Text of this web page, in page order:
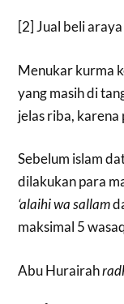
[2] Jual beli araya
Menukar kurma
yang masih di
jelas riba, karena
Sebelum islam
dilakukan para
‘alaihi wa sallam
maksimal 5
Abu Hurairah